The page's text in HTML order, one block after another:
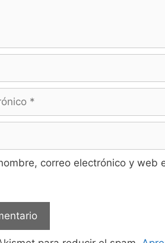
correo electrónico y web